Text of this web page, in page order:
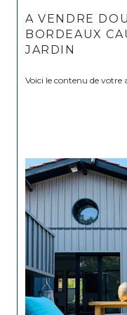
A VENDRE
BORDEAUX
JARDIN
Voici le contenu de votre